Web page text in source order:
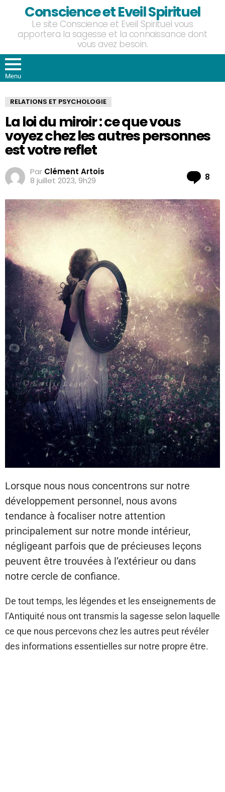
Conscience et Eveil Spirituel
Le site Conscience et Eveil Spirituel vous
apportera la sagesse et la connaissance dont
vous avez besoin.
Menu
RELATIONS ET PSYCHOLOGIE
La loi du miroir : ce que vous
voyez chez les autres personnes
est votre reflet
Par Clément Artois
8 juillet 2023, 9h29
8
Lorsque nous nous concentrons sur notre
développement personnel, nous avons
tendance à focaliser notre attention
principalement sur notre monde intérieur,
négligeant parfois que de précieuses leçons
peuvent être trouvées à l’extérieur ou dans
notre cercle de confiance.
De tout temps, les légendes et les enseignements de
l’Antiquité nous ont transmis la sagesse selon laquelle
ce que nous percevons chez les autres peut révéler
des informations essentielles sur notre propre être.